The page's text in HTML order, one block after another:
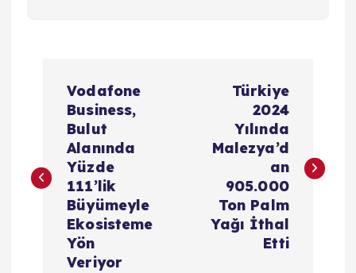
ı
Vodafone
Business,
Bulut
Alanında
Yüzde
111’lik
Büyümeyle
Ekosisteme
Yön
Veriyor
Türkiye
2024
Yılında
Malezya’d
an
905.000
Ton Palm
Yağı İthal
Etti